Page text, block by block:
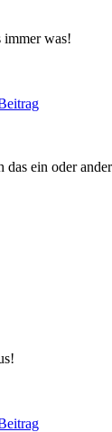
immer was!
ein oder